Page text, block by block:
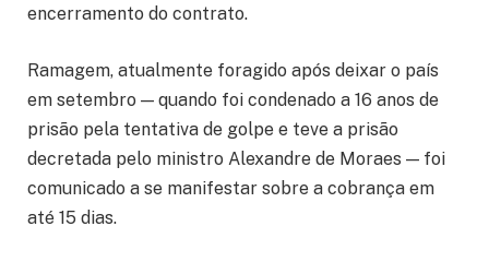
encerramento do contrato.
Ramagem, atualmente foragido após deixar o país
em setembro — quando foi condenado a 16 anos de
prisão pela tentativa de golpe e teve a prisão
decretada pelo ministro Alexandre de Moraes — foi
comunicado a se manifestar sobre a cobrança em
até 15 dias.